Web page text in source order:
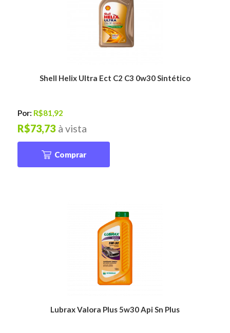
Shell Helix Ultra Ect C2 C3 0w30 Sintético
Por: R$81,92
à vista
R$73,73
Comprar
Lubrax Valora Plus 5w30 Api Sn Plus